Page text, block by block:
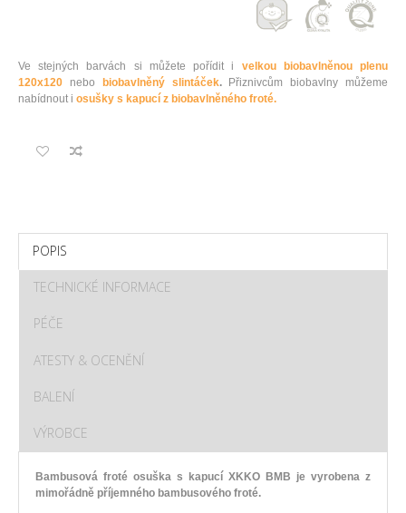
Ve stejných barvách si můžete pořídit i velkou biobavlněnou plenu
120x120 nebo biobavlněný slintáček.Přiznivcům biobavlny můžeme
nabídnout i osušky s kapucí z biobavlněného froté.
POPIS
TECHNICKÉ INFORMACE
PÉČE
ATESTY & OCENĚNÍ
BALENÍ
VÝROBCE
Bambusová froté osuška s kapucí XKKO BMB je vyrobena z
mimořádně příjemného bambusového froté.